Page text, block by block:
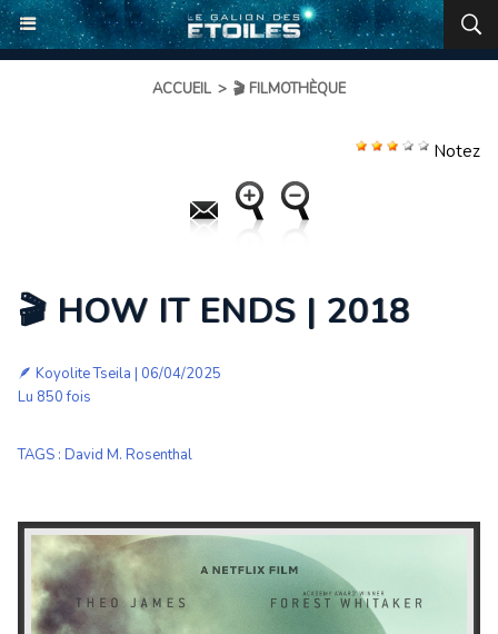
ACCUEIL > 🎬 FILMOTHÈQUE
Notez
🎬 HOW IT ENDS | 2018
🪶 Koyolite Tseila | 06/04/2025
Lu 850 fois
TAGS : David M. Rosenthal